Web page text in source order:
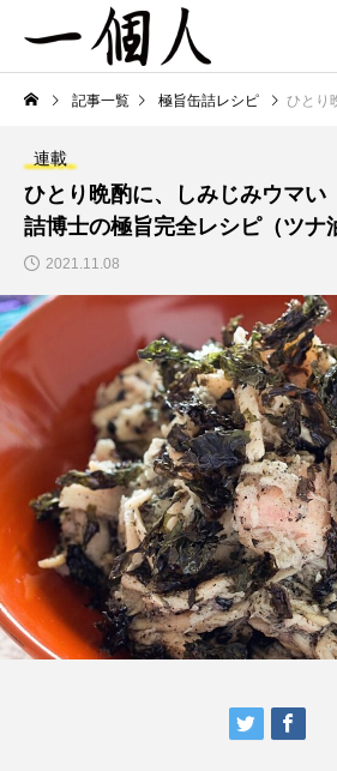
記事一覧 極旨缶詰レシピ ひとり晩酌に、しみ
連載
ひとり晩酌に、しみじみウマい
詰博士の極旨完全レシピ（ツナ
2021.11.08